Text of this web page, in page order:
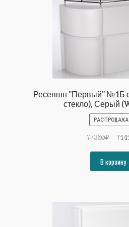
Ресепшн "Первый" №1Б с
стекло), Серый
77360₽
В корзину